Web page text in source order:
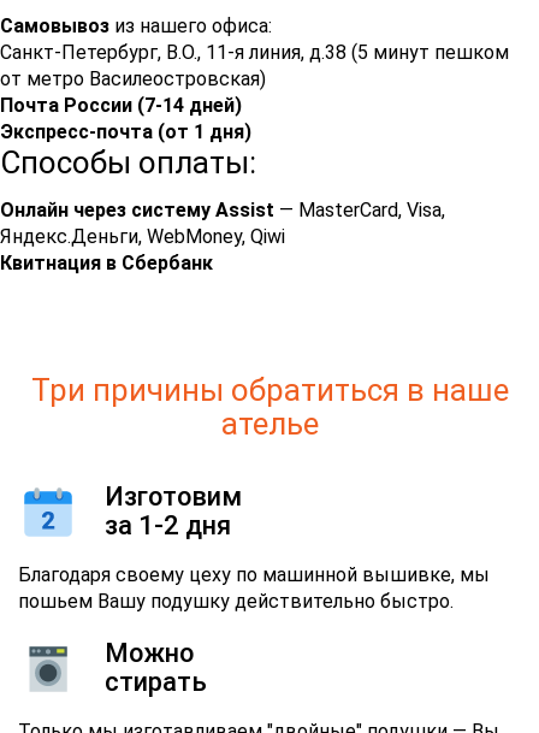
Самовывоз из нашего офиса:
Санкт-Петербург, В.О., 11-я линия, д.38 (5 минут пешком
от метро Василеостровская)
Почта России (7-14 дней)
Экспресс-почта (от 1 дня)
Способы оплаты:
Онлайн через систему Assist — MasterCard, Visa,
Яндекс.Деньги, WebMoney, Qiwi
Квитнация в Сбербанк
Три причины обратиться в наше
ателье
Изготовим
за 1-2 дня
Благодаря своему цеху по машинной вышивке, мы
пошьем Вашу подушку действительно быстро.
Можно
стирать